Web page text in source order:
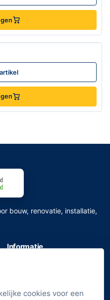
bouw, renovatie, installatie,
Informatie
cookies voor een